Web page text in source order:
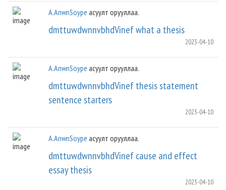
A.AnwnSoype асуулт орууллаа.
dmttuwdwnnvbhdVinef what a thesis
2023-04-10
A.AnwnSoype асуулт орууллаа.
dmttuwdwnnvbhdVinef thesis statement
sentence starters
2023-04-10
A.AnwnSoype асуулт орууллаа.
dmttuwdwnnvbhdVinef cause and effect
essay thesis
2023-04-10